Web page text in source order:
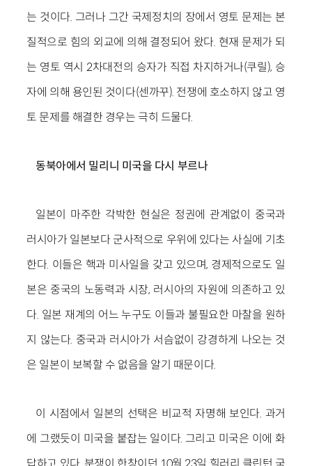
는 것이다. 그러나 그간 국제정치의 장에서 영토 문제는 본
질적으로 힘의 외교에 의해 결정되어 왔다. 현재 문제가 되
는 영토 역시 2차대전의 승자가 직접 차지하거나(쿠릴), 승
자에 의해 용인된 것이다(센까꾸). 전쟁에 호소하지 않고 영
토 문제를 해결한 경우는 극히 드물다.
동북아에서 밀리니 미국을 다시 부르나
일본이 마주한 각박한 현실은 정권에 관계없이 중국과
러시아가 일본보다 군사적으로 우위에 있다는 사실에 기초
한다. 이들은 핵과 미사일을 갖고 있으며, 경제적으로도 일
본은 중국의 노동력과 시장, 러시아의 자원에 의존하고 있
다. 일본 재계의 어느 누구도 이들과 불필요한 마찰을 원하
지 않는다. 중국과 러시아가 서슴없이 강경하게 나오는 것
은 일본이 보복할 수 없음을 알기 때문이다.
이 시점에서 일본의 선택은 비교적 자명해 보인다. 과거
에 그랬듯이 미국을 붙잡는 일이다. 그리고 미국은 이에 화